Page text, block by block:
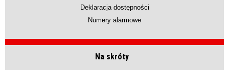
Deklaracja dostępności
Numery alarmowe
Na skróty